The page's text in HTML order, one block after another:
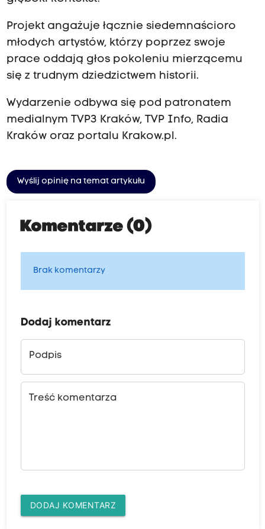
Projekt angażuje łącznie siedemnaścioro
młodych artystów, którzy poprzez swoje
prace oddają głos pokoleniu mierzącemu
się z trudnym dziedzictwem historii.
Wydarzenie odbywa się pod patronatem
medialnym TVP3 Kraków, TVP Info, Radia
Kraków oraz portalu Krakow.pl.
Wyślij opinię na temat artykułu
Komentarze (0)
Brak komentarzy
Dodaj komentarz
Podpis
Treść komentarza
DODAJ KOMENTARZ